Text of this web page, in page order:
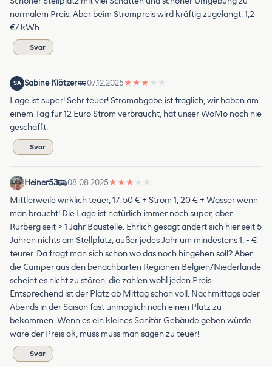
normalem Preis. Aber beim Strompreis wird kräftig zugelangt. 1,2
€/ kWh .
Svar
SA Sabine Klötzer 07.12.2025★ ★ ★ ★ ★
Lage ist super! Sehr teuer! Stromabgabe ist fraglich, wir haben am
einem Tag für 12 Euro Strom verbraucht, hat unser WoMo noch nie
geschafft.
Svar
Heiner53 08.08.2025★ ★ ★ ★ ★
Mittlerweile wirklich teuer, 17, 50 € + Strom 1, 20 € + Wasser wenn
man braucht! Die Lage ist natürlich immer noch super, aber
Rurberg seit > 1 Jahr Baustelle. Ehrlich gesagt ändert sich hier seit 5
Jahren nichts am Stellplatz, außer jedes Jahr um mindestens 1, - €
teurer. Da fragt man sich schon wo das noch hingehen soll? Aber
die Camper aus den benachbarten Regionen Belgien/Niederlande
scheint es nicht zu stören, die zahlen wohl jeden Preis.
Entsprechend ist der Platz ab Mittag schon voll. Nachmittags oder
Abends in der Saison fast unmöglich noch einen Platz zu
bekommen. Wenn es ein kleines Sanitär Gebäude geben würde
wäre der Preis ok, muss muss man sagen zu teuer!
Svar